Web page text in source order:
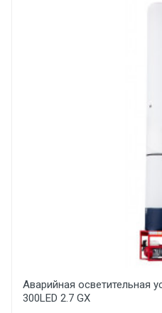
Отправить отзыв
Аварийная осветительная
300LED 2.7 GX